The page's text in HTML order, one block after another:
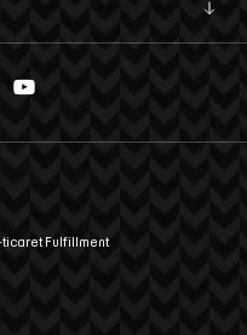
ticaret Fulfillment